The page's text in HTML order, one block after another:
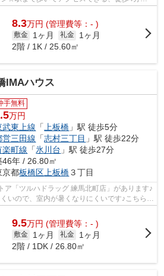
タイル張りは...
8.3万円 (管理費等：- )
敷金 1ヶ月 礼金
1ヶ月
2階 / 1K / 25.60㎡
IMAハウス
手無料
万円
武東上線 「 上板橋 」駅 徒歩5分
営三田線 「志村三丁目 」駅 徒歩22分
楽町線 「氷川台 」駅 徒歩27分
46年 / 26.80㎡
京都板橋区 上板橋３丁目
ア「ツルハドラッグ 練馬北町店」があります♪
いので、室内が暑くなりにくいです♪こちらの
期費...
9.5万円 (管理費等：- )
敷金 1ヶ月 礼金
1ヶ月
2階 / 1DK / 26.80㎡